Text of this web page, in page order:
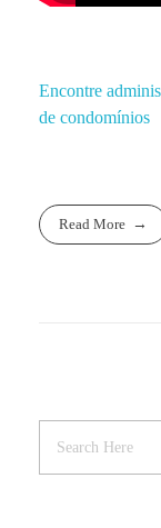
Encontre
de condomínios
Read More